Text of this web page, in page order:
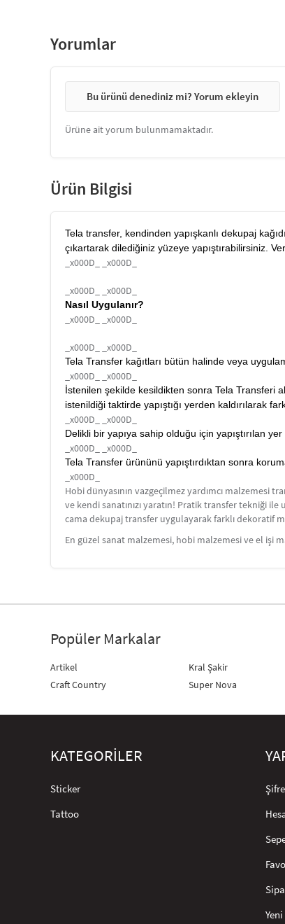
Yorumlar
Bu ürünü denediniz mi? Yorum ekleyin
Ürüne ait yorum bulunmamaktadır.
Ürün Bilgisi
Tela transfer, kendinden yapışkanlı dekupaj
çıkartarak dilediğiniz yüzeye yapıştırabilirsiniz.
_x000D_ _x000D_
_x000D_ _x000D_
Nasıl Uygulanır?
_x000D_ _x000D_
_x000D_ _x000D_
Tela Transfer kağıtları bütün halinde veya
_x000D_ _x000D_
İstenilen şekilde kesildikten sonra Tela Transferi
istenildiği taktirde yapıştığı yerden kaldırılarak
_x000D_ _x000D_
Delikli bir yapıya sahip olduğu için yapıştırılan
_x000D_ _x000D_
Tela Transfer ürününü yapıştırdıktan sonra
_x000D_
Hobi dünyasının vazgeçilmez yardımcı malzemesi
ve kendi sanatınızı yaratın! Pratik transfer tekniği
cama dekupaj transfer uygulayarak farklı dekoratif
En güzel sanat malzemesi, hobi malzemesi ve el
Popüler Markalar
Artikel
Craft Country
Kral Şakir
Super Nova
KATEGORİLER
Sticker
Tattoo